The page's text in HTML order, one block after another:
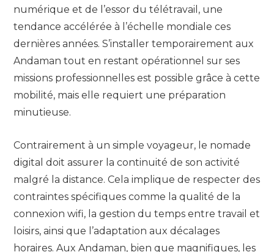
numérique et de l’essor du télétravail, une
tendance accélérée à l’échelle mondiale ces
dernières années. S’installer temporairement aux
Andaman tout en restant opérationnel sur ses
missions professionnelles est possible grâce à cette
mobilité, mais elle requiert une préparation
minutieuse.
Contrairement à un simple voyageur, le nomade
digital doit assurer la continuité de son activité
malgré la distance. Cela implique de respecter des
contraintes spécifiques comme la qualité de la
connexion wifi, la gestion du temps entre travail et
loisirs, ainsi que l’adaptation aux décalages
horaires. Aux Andaman, bien que magnifiques, les